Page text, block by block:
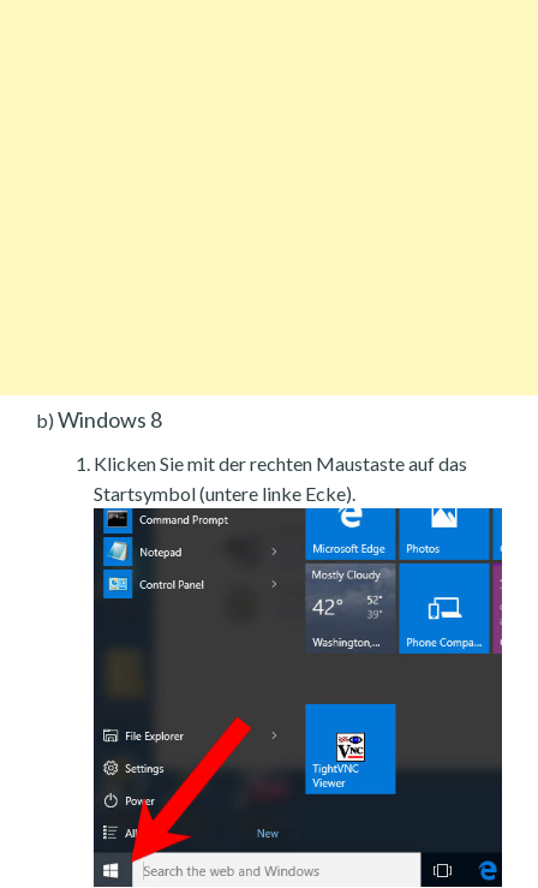
b) Windows 8
Klicken Sie mit der rechten Maustaste auf das
Startsymbol (untere linke Ecke).